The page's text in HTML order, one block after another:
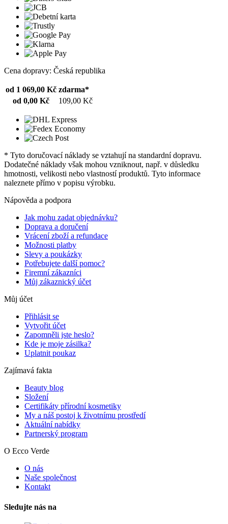
Cena dopravy: Česká republika
od 1 069,00 Kč zdarma*
od 0,00 Kč
109,00 Kč
* Tyto doručovací náklady se vztahují na standardní dopravu.
Dodatečné náklady však mohou vzniknout, např. v důsledku
hmotnosti, velikosti nebo vlastností produktů. Tyto informace
naleznete přímo v popisu výrobku.
Nápověda a podpora
Jak mohu zadat objednávku?
Doprava a doručení
Vrácení zboží a refundace
Možnosti platby
Slevy a poukázky
Potřebujete další pomoc?
Firemní zákazníci
Můj zákaznický účet
Můj účet
Přihlásit se
Vytvořit účet
Zapomněli jste heslo?
Kde je moje zásilka?
Uplatnit poukaz
Zajímavá fakta
Beauty blog
Složení
Certifikáty přírodní kosmetiky
My a náš postoj k životnímu prostředí
Aktuální nabídky
Partnerský program
O Ecco Verde
O nás
Naše společnost
Kontakt
Sledujte nás na